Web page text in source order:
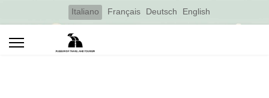
Select your language
Italiano Français Deutsch English